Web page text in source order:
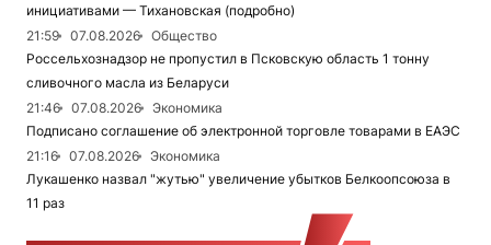
инициативами — Тихановская (подробно)
21:59
07.08.2026
Общество
Россельхознадзор не пропустил в Псковскую область 1 тонну
сливочного масла из Беларуси
21:46
07.08.2026
Экономика
Подписано соглашение об электронной торговле товарами в ЕАЭС
21:16
07.08.2026
Экономика
Лукашенко назвал "жутью" увеличение убытков Белкоопсоюза в
11 раз